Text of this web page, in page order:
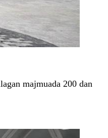
majmuada 200 dan